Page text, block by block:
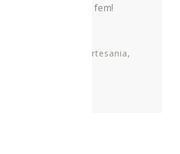
al dia de tot el que fem!
Artesania